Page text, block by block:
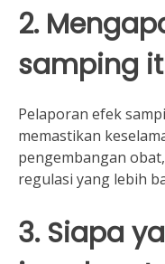
2.
samping
Pelaporan efek
memastikan
pengembangan
regulasi yang lebih
3. Siapa